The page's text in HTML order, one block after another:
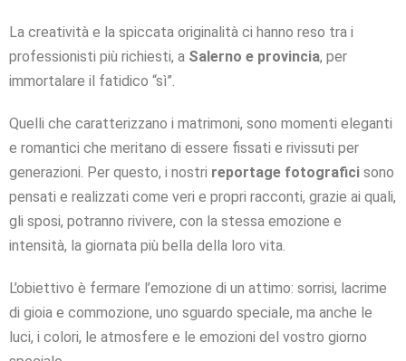
La creatività e la spiccata originalità ci hanno reso tra i
professionisti più richiesti, a Salerno e provincia, per
immortalare il fatidico “sì”.
Quelli che caratterizzano i matrimoni, sono momenti eleganti
e romantici che meritano di essere fissati e rivissuti per
generazioni. Per questo, i nostri reportage fotografici sono
pensati e realizzati come veri e propri racconti, grazie ai quali,
gli sposi, potranno rivivere, con la stessa emozione e
intensità, la giornata più bella della loro vita.
L’obiettivo è fermare l’emozione di un attimo: sorrisi, lacrime
di gioia e commozione, uno sguardo speciale, ma anche le
luci, i colori, le atmosfere e le emozioni del vostro giorno